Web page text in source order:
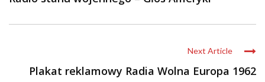
Next Article
Plakat reklamowy Radia Wolna Europa 1962